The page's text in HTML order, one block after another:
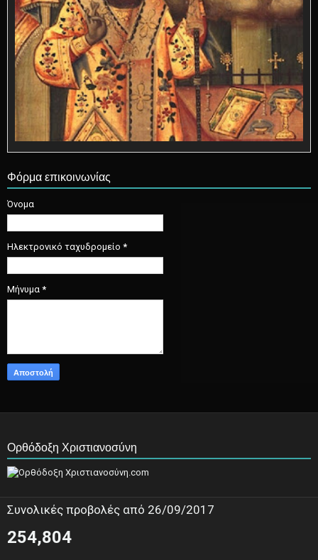
Φόρμα επικοινωνίας
Όνομα
Ηλεκτρονικό ταχυδρομείο *
Μήνυμα *
Ορθόδοξη Χριστιανοσύνη
Συνολικές προβολές από 26/09/2017
254,804